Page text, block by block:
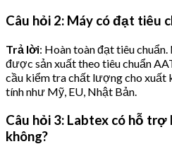
Câu hỏi 2: Máy có đạt tiêu
Trả lời: Hoàn toàn đạt tiêu
được sản xuất theo tiêu chuẩn
cầu kiểm tra chất lượng cho xuất
tính như Mỹ, EU, Nhật Bản.
Câu hỏi 3: Labtex có hỗ
không?